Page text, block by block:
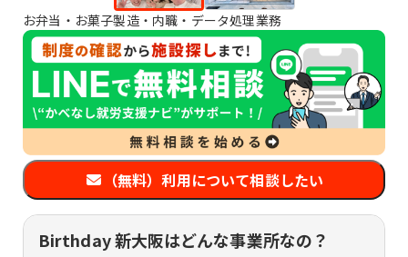
お弁当・お菓子製造・内職・データ処理業務
（無料）利用について相談したい
Birthday 新大阪はどんな事業所なの？